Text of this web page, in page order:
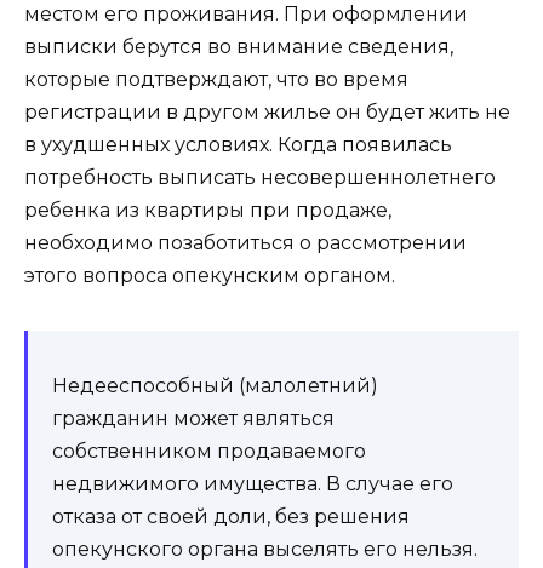
местом его проживания. При оформлении
выписки берутся во внимание сведения,
которые подтверждают, что во время
регистрации в другом жилье он будет жить не
в ухудшенных условиях. Когда появилась
потребность выписать несовершеннолетнего
ребенка из квартиры при продаже,
необходимо позаботиться о рассмотрении
этого вопроса опекунским органом.
Недееспособный (малолетний)
гражданин может являться
собственником продаваемого
недвижимого имущества. В случае его
отказа от своей доли, без решения
опекунского органа выселять его нельзя.